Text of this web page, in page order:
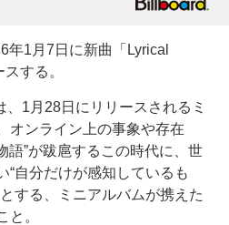
1月7日に新曲「Lyrical
する。
1月28日にリリースされるミ
オンライン上の事象や存在
語”が跋扈するこの時代に、世
“自分だけが感知しているも
する、ミニアルバムが携えた
と。